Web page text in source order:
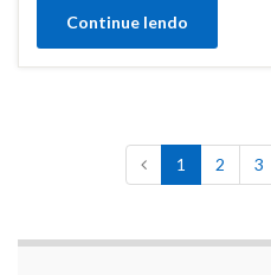
Continue lendo
1 2 3